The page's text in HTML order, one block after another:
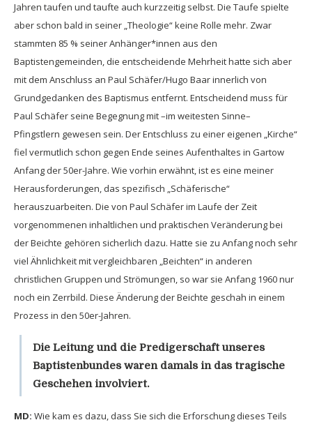
Jahren taufen und taufte auch kurzzeitig selbst. Die Taufe spielte
aber schon bald in seiner „Theologie“ keine Rolle mehr. Zwar
stammten 85 % seiner Anhänger*innen aus den
Baptistengemeinden, die entscheidende Mehrheit hatte sich aber
mit dem Anschluss an Paul Schäfer/Hugo Baar innerlich von
Grundgedanken des Baptismus entfernt. Entscheidend muss für
Paul Schäfer seine Begegnung mit –im weitesten Sinne–
Pfingstlern gewesen sein. Der Entschluss zu einer eigenen „Kirche“
fiel vermutlich schon gegen Ende seines Aufenthaltes in Gartow
Anfang der 50er-Jahre. Wie vorhin erwähnt, ist es eine meiner
Herausforderungen, das spezifisch „Schäferische“
herauszuarbeiten. Die von Paul Schäfer im Laufe der Zeit
vorgenommenen inhaltlichen und praktischen Veränderung bei
der Beichte gehören sicherlich dazu. Hatte sie zu Anfang noch sehr
viel Ähnlichkeit mit vergleichbaren „Beichten“ in anderen
christlichen Gruppen und Strömungen, so war sie Anfang 1960 nur
noch ein Zerrbild. Diese Änderung der Beichte geschah in einem
Prozess in den 50er-Jahren.
Die Leitung und die Predigerschaft unseres
Baptistenbundes waren damals in das tragische
Geschehen involviert.
MD: Wie kam es dazu, dass Sie sich die Erforschung dieses Teils